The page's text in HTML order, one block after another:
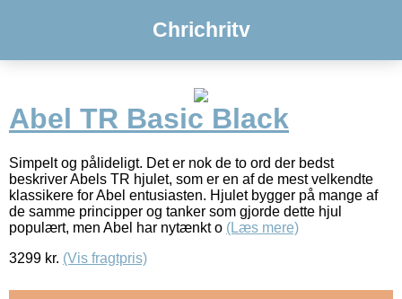
Chrichritv
Abel TR Basic Black
Simpelt og pålideligt. Det er nok de to ord der bedst
beskriver Abels TR hjulet, som er en af de mest velkendte
klassikere for Abel entusiasten. Hjulet bygger på mange af
de samme principper og tanker som gjorde dette hjul
populært, men Abel har nytænkt o (Læs mere)
3299 kr. (Vis fragtpris)